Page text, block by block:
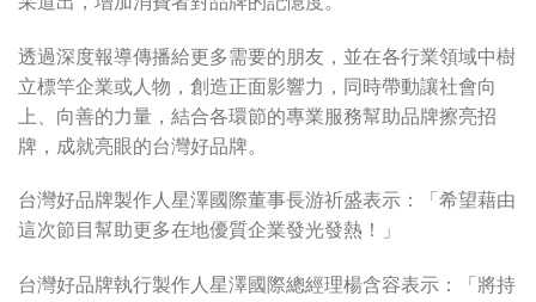
透過深度報導傳播給更多需要的朋友，並在各行業領域中樹
立標竿企業或人物，創造正面影響力，同時帶動讓社會向
上、向善的力量，結合各環節的專業服務幫助品牌擦亮招
牌，成就亮眼的台灣好品牌。
台灣好品牌製作人星澤國際董事長游祈盛表示：「希望藉由
這次節目幫助更多在地優質企業發光發熱！」
台灣好品牌執行製作人星澤國際總經理楊含容表示：「將持